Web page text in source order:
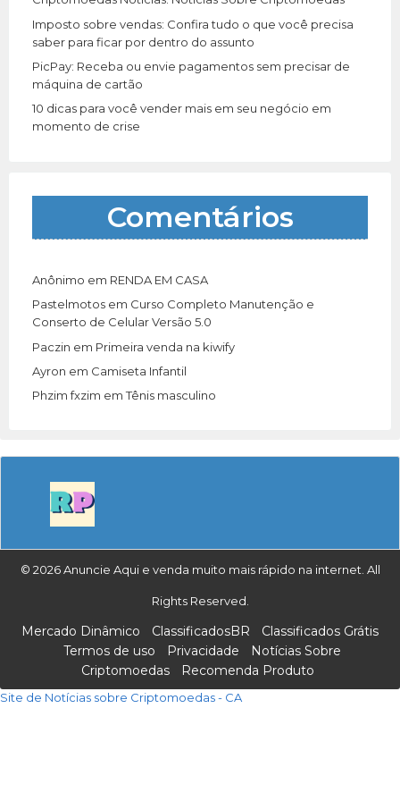
Imposto sobre vendas: Confira tudo o que você precisa
saber para ficar por dentro do assunto
PicPay: Receba ou envie pagamentos sem precisar de
máquina de cartão
10 dicas para você vender mais em seu negócio em
momento de crise
Comentários
Anônimo em RENDA EM CASA
Pastelmotos em Curso Completo Manutenção e
Conserto de Celular Versão 5.0
Paczin em Primeira venda na kiwify
Ayron em Camiseta Infantil
Phzim fxzim emTênis masculino
© 2026 Anuncie Aqui e venda muito mais rápido na internet. All
Rights Reserved.
Mercado Dinâmico ClassificadosBR
Classificados Grátis
Termos de uso
Privacidade
Notícias Sobre
Criptomoedas
Recomenda Produto
Site de Notícias sobre Criptomoedas - CA